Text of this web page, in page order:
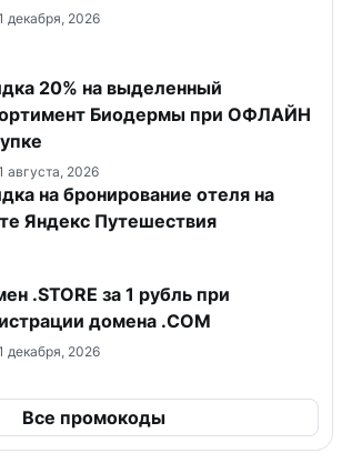
декабря, 2026
20% на выделенный
Биодермы при ОФЛАЙН
августа, 2026
на бронирование отеля на
Яндекс Путешествия
.STORE за 1 рубль при
домена .COM
декабря, 2026
Все промокоды